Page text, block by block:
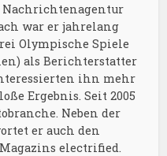
war er jahrelang
Olympische Spiele
als Berichterstatter
ihn mehr
Ergebnis. Seit 2005
Neben der
er auch den
electrified.